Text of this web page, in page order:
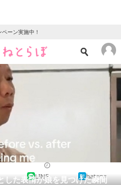
ーン実施中！
クイズ
リサーチ
した表情が娘を見つけた瞬間
LINE hatena